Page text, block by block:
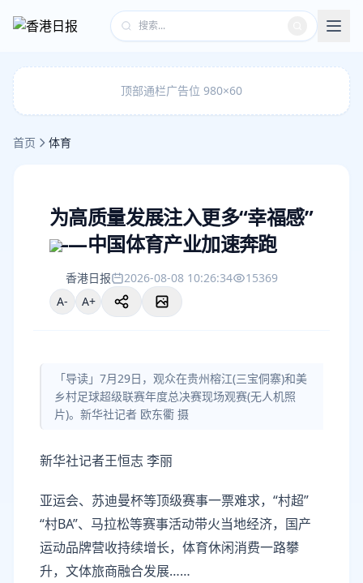
顶部通栏广告位 980×60
首页 体育
为高质量发展注入更多“幸福感”
——中国体育产业加速奔跑
香港日报 2026-08-08 10:26:34
15369
A-
A+
「导读」7月29日，观众在贵州榕江(三宝侗寨)和美
乡村足球超级联赛年度总决赛现场观赛(无人机照
片)。新华社记者 欧东衢 摄
新华社记者王恒志 李丽
亚运会、苏迪曼杯等顶级赛事一票难求，“村超”
“村BA”、马拉松等赛事活动带火当地经济，国产
运动品牌营收持续增长，体育休闲消费一路攀
升，文体旅商融合发展……